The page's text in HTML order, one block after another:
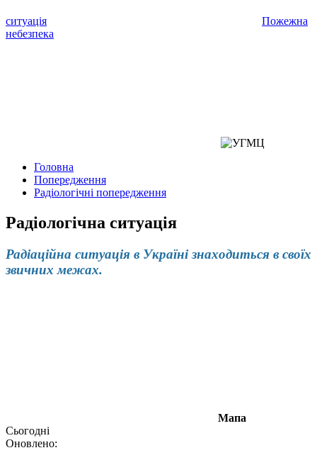
ситуація
Пожежна
небезпека
Головна
Попередження
Радіологічні попередження
Радіологічна ситуація
Радіаційна ситуація в Україні знаходиться в своїх
звичних межах.
Мапа
Сьогодні
Оновлено: